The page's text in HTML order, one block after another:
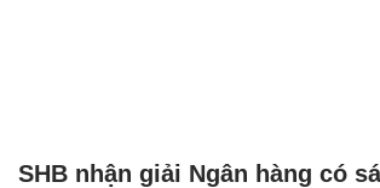
SHB nhận giải Ngân hàng có